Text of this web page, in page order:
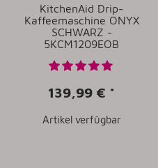
KitchenAid Drip-
Kaffeemaschine ONYX
SCHWARZ -
5KCM1209EOB
139,99 € *
Artikel verfügbar